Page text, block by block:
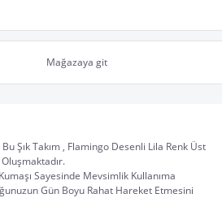
Mağazaya git
Şık Takım , Flamingo Desenli Lila Renk Üst
Sayesinde Mevsimlik Kullanıma
Gün Boyu Rahat Hareket Etmesini